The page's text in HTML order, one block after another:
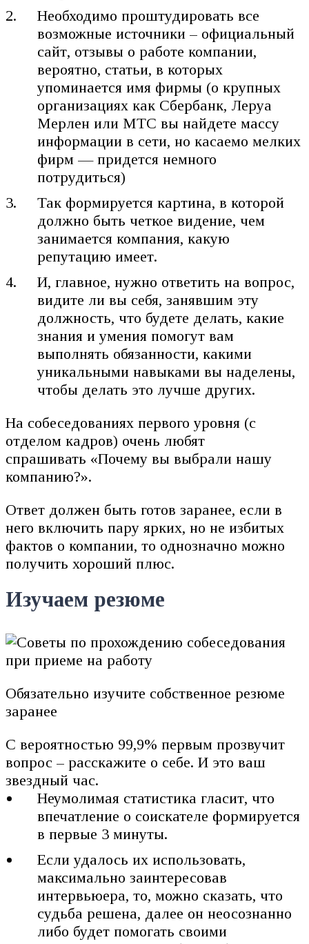
Необходимо проштудировать все
возможные источники – официальный
сайт, отзывы о работе компании,
вероятно, статьи, в которых
упоминается имя фирмы (о крупных
организациях как Сбербанк, Леруа
Мерлен или МТС вы найдете массу
информации в сети, но касаемо мелких
фирм — придется немного
потрудиться)
Так формируется картина, в которой
должно быть четкое видение, чем
занимается компания, какую
репутацию имеет.
И, главное, нужно ответить на вопрос,
видите ли вы себя, занявшим эту
должность, что будете делать, какие
знания и умения помогут вам
выполнять обязанности, какими
уникальными навыками вы наделены,
чтобы делать это лучше других.
На собеседованиях первого уровня (с
отделом кадров) очень любят
спрашивать «Почему вы выбрали нашу
компанию?».
Ответ должен быть готов заранее, если в
него включить пару ярких, но не избитых
фактов о компании, то однозначно можно
получить хороший плюс.
Изучаем резюме
Обязательно изучите собственное резюме
заранее
С вероятностью 99,9% первым прозвучит
вопрос – расскажите о себе. И это ваш
звездный час.
Неумолимая статистика гласит, что
впечатление о соискателе формируется
в первые 3 минуты.
Если удалось их использовать,
максимально заинтересовав
интервьюера, то, можно сказать, что
судьба решена, далее он неосознанно
либо будет помогать своими